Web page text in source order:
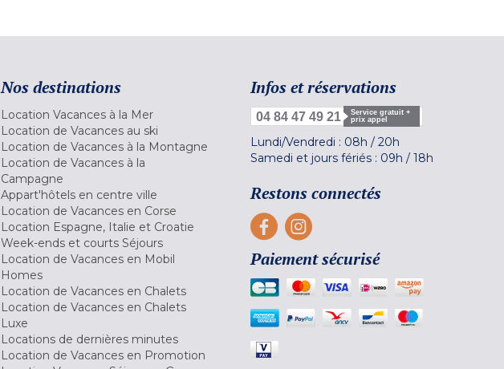
Nos destinations
Location Vacances à la Mer
Location de Vacances au ski
Location de Vacances à la Montagne
Location de Vacances à la
Campagne
Appart'hôtels en centre ville
Location de Vacances en Corse
Location Espagne, Italie et Croatie
Week-ends et courts Séjours
Location de Vacances en Mobil
Homes
Location de Vacances en Chalets
Location de Vacances en Chalets
Luxe
Locations de dernières minutes
Location de Vacances en Promotion
Infos et réservations
04 84 47 49 21
Service gratuit +
prix appel
Lundi/Vendredi : 08h / 20h
Samedi et jours fériés : 09h / 18h
Restons connectés
Paiement sécurisé